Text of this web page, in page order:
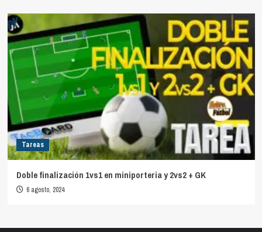
Tareas
Doble finalización 1vs1 en miniporteria y 2vs2 + GK
6 agosto, 2024